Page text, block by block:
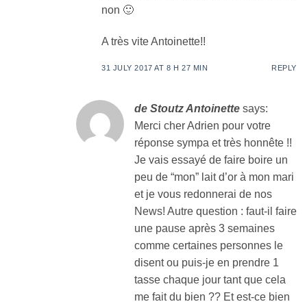
non 🙂
A très vite Antoinette!!
31 JULY 2017 AT 8 H 27 MIN REPLY
de Stoutz Antoinette says:
Merci cher Adrien pour votre
réponse sympa et très honnête !!
Je vais essayé de faire boire un
peu de “mon” lait d’or à mon mari
et je vous redonnerai de nos
News! Autre question : faut-il faire
une pause après 3 semaines
comme certaines personnes le
disent ou puis-je en prendre 1
tasse chaque jour tant que cela
me fait du bien ?? Et est-ce bien